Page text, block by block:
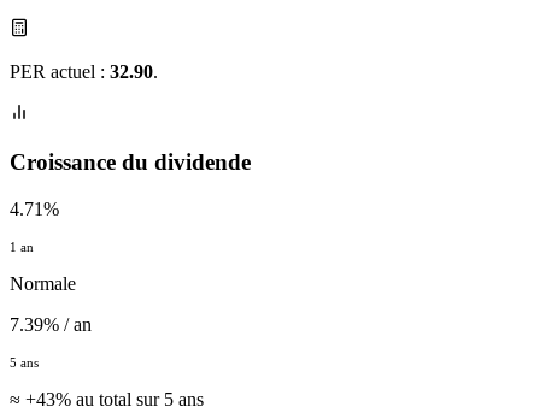
PER actuel : 32.90.
Croissance du dividende
4.71%
1 an
Normale
7.39% / an
5 ans
≈ +43% au total sur 5 ans